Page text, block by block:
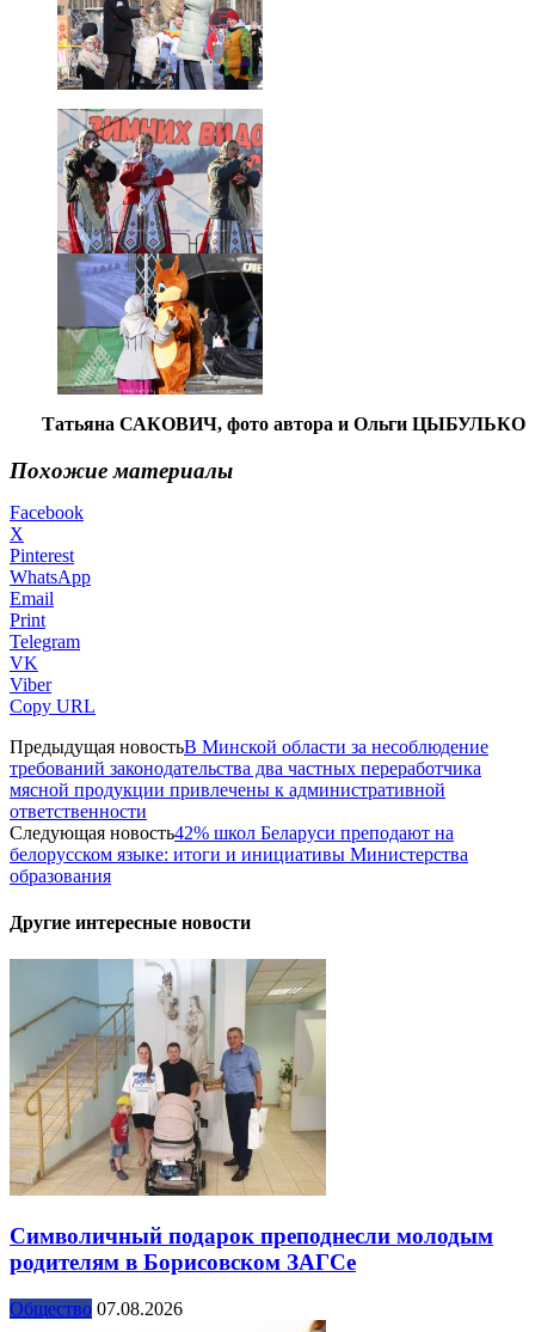
Татьяна САКОВИЧ, фото автора и Ольги ЦЫБУЛЬКО
Похожие материалы
Facebook
X
Pinterest
WhatsApp
Email
Print
Telegram
VK
Viber
Copy URL
Предыдущая новостьВ Минской области за несоблюдение
требований законодательства два частных переработчика
мясной продукции привлечены к административной
ответственности
Следующая новость42% школ Беларуси преподают на
белорусском языке: итоги и инициативы Министерства
образования
Другие интересные новости
Символичный подарок преподнесли молодым
родителям в Борисовском ЗАГСе
Общество 07.08.2026